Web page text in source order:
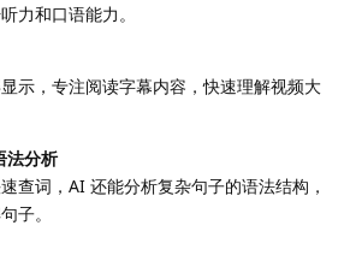
力和口语能力。
示，专注阅读字幕内容，快速理解视频大
法分析
查词，AI 还能分析复杂句子的语法结构，
子。